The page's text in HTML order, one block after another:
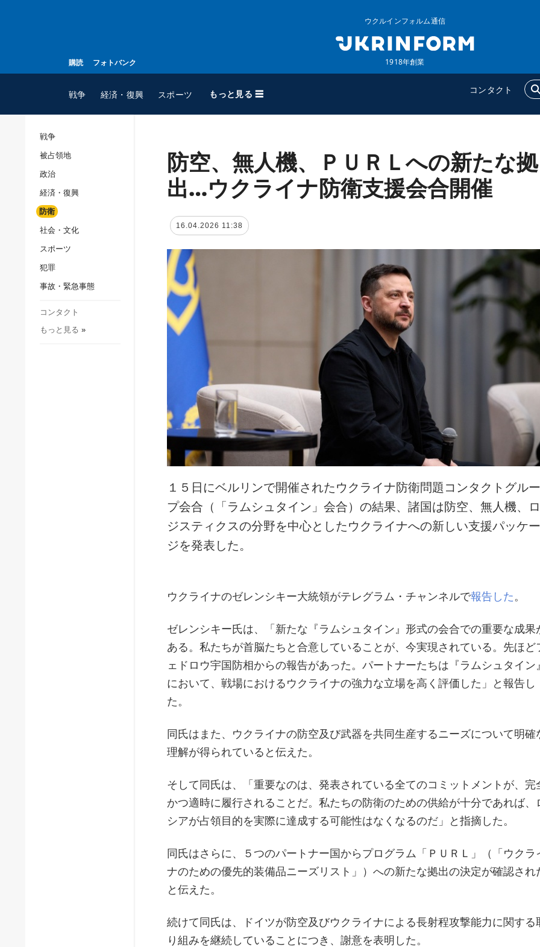
購読 フォトバンク
ウクルインフォルム通信
1918年創業
戦争 経済・復興 スポーツ もっと見る ☰ コンタクト
スポーツ
ウクルインフォルム
ウクルインフォルムについ
て
追加
特集
インタビュー
戦争
被占領地
政治
経済・復興
防衛
社会・文化
スポーツ
犯罪
事故・緊急事態
コンタクト
もっと見る »
防空、無人機、ＰＵＲＬへの新たな拠
出…ウクライナ防衛支援会合開催
16.04.2026 11:38
１５日にベルリンで開催されたウクライナ防衛問題コンタクトグルー
プ会合（「ラムシュタイン」会合）の結果、諸国は防空、無人機、ロ
ジスティクスの分野を中心としたウクライナへの新しい支援パッケー
ジを発表した。
ウクライナのゼレンシキー大統領がテレグラム・チャンネルで報告した 。
ゼレンシキー氏は、「新たな『ラムシュタイン』形式の会合での重要な成果
ある。私たちが首脳たちと合意していることが、今実現されている。先ほど
ェドロウ宇国防相からの報告があった。パートナーたちは『ラムシュタイン』
において、戦場におけるウクライナの強力な立場を高く評価した」と報告し
た。
同氏はまた、ウクライナの防空及び武器を共同生産するニーズについて明確
理解が得られていると伝えた。
そして同氏は、「重要なのは、発表されている全てのコミットメントが、完
かつ適時に履行されることだ。私たちの防衛のための供給が十分であれば、
シアが占領目的を実際に達成する可能性はなくなるのだ」と指摘した。
同氏はさらに、５つのパートナー国からプログラム「ＰＵＲＬ」（「ウクラ
ナのための優先的装備品ニーズリスト」）への新たな拠出の決定が確認され
と伝えた。
続けて同氏は、ドイツが防空及びウクライナによる長射程攻撃能力に関する
り組みを継続していることにつき、謝意を表明した。